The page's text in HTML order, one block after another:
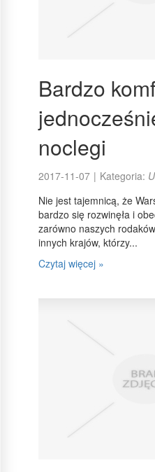
Bardzo
noclegi
2017-11-07 | Kategoria:
Nie jest tajemnicą, że
bardzo się rozwinęła i
zarówno naszych
innych krajów, którzy...
Czytaj więcej »